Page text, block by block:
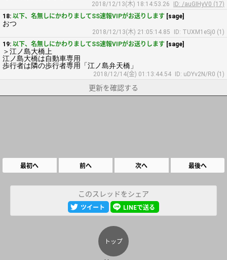
2018/12/13(木) 18:14:53.26
ID: /auGIHyV0 (17)
18: 以下、名無しにかわりましてSS速報VIPがお送りします [sage]
おつ
2018/12/13(木) 21:05:14.85
ID: TUXM1eSj0 (1)
19: 以下、名無しにかわりましてSS速報VIPがお送りします [sage]
＞江ノ島大橋上
江ノ島大橋は自動車専用
歩行者は隣の歩行者専用「江ノ島弁天橋」
2018/12/14(金) 01:13:44.54 ID: uDYv2N/R0 (1)
更新を確認する
最初へ 前へ 次へ 最後へ
このスレッドをシェア
ツイート LINEで送る
トップ